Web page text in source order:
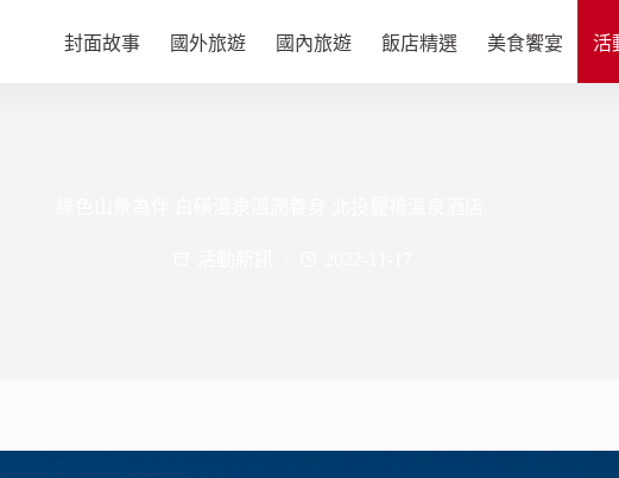
封面故事 國外旅遊 國內旅遊 飯店精選 美食饗宴 活